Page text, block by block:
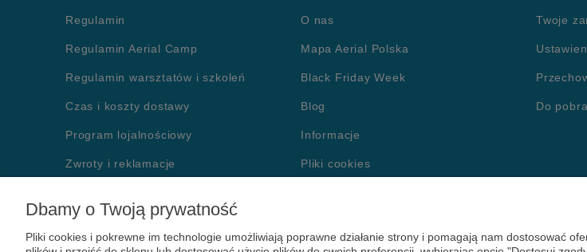
Regulamin
Regulamin Aerial Camp
Regulamin warsztatów i szkoleń
Czas i koszty dostawy
Program lojalnościowy
Zwroty i reklamacje
Formy płatności
O nas
Mapa Aerial Polska
Black Friday Week
Blog
Informacje
Pliki cookies
Twoje
Do
Dbamy o Twoją prywatność
Pliki cookies i pokrewne im technologie umożliwiają poprawne działanie strony i pomagają nam dostosować